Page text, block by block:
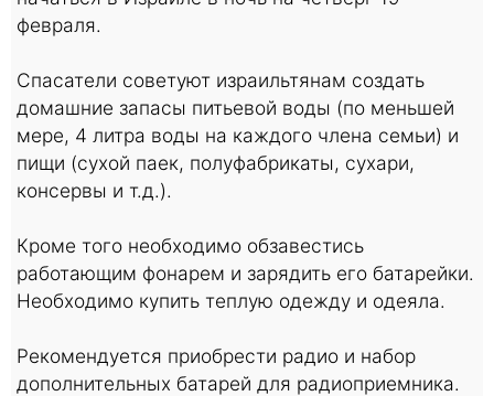
февраля.
Спасатели советуют израильтянам создать
домашние запасы питьевой воды (по меньшей
мере, 4 литра воды на каждого члена семьи) и
пищи (сухой паек, полуфабрикаты, сухари,
консервы и т.д.).
Кроме того необходимо обзавестись
работающим фонарем и зарядить его батарейки.
Необходимо купить теплую одежду и одеяла.
Рекомендуется приобрести радио и набор
дополнительных батарей для радиоприемника.